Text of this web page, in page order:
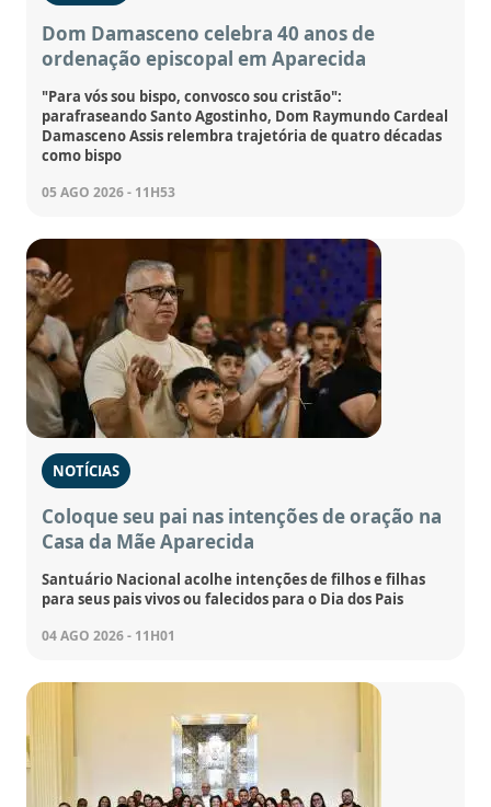
Dom Damasceno celebra 40 anos de
ordenação episcopal em Aparecida
"Para vós sou bispo, convosco sou cristão":
parafraseando Santo Agostinho, Dom Raymundo Cardeal
Damasceno Assis relembra trajetória de quatro décadas
como bispo
05 AGO 2026 - 11H53
NOTÍCIAS
Coloque seu pai nas intenções de oração na
Casa da Mãe Aparecida
Santuário Nacional acolhe intenções de filhos e filhas
para seus pais vivos ou falecidos para o Dia dos Pais
04 AGO 2026 - 11H01